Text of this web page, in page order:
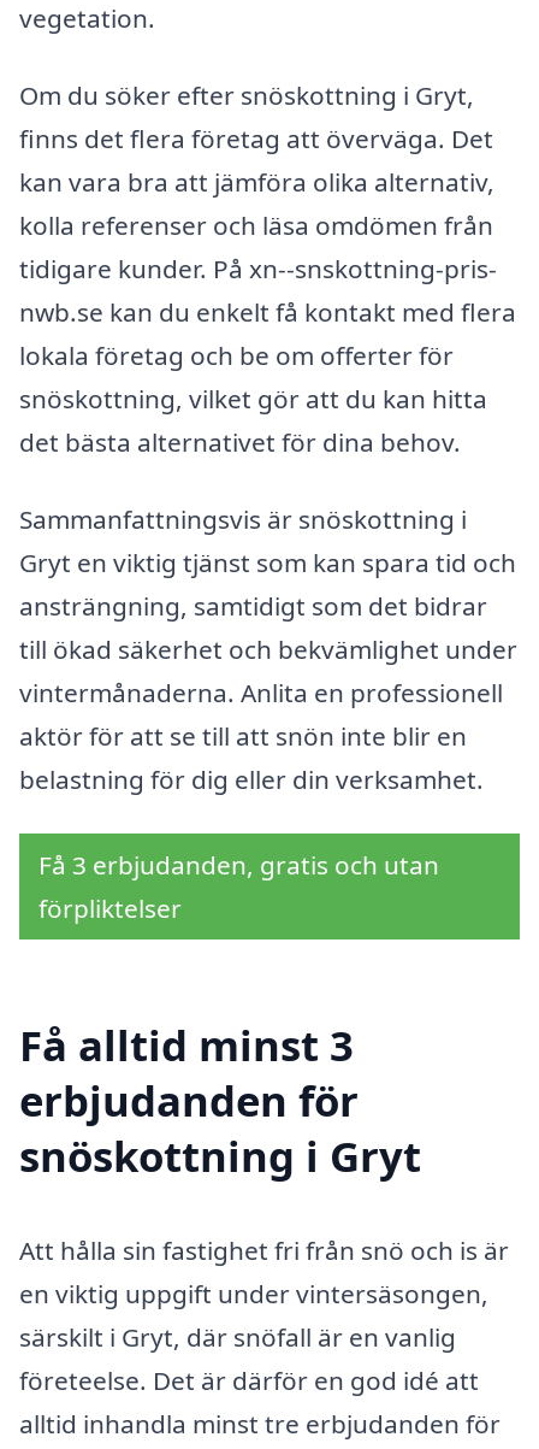
vegetation.
Om du söker efter snöskottning i Gryt,
finns det flera företag att överväga. Det
kan vara bra att jämföra olika alternativ,
kolla referenser och läsa omdömen från
tidigare kunder. På xn--snskottning-pris-
nwb.se kan du enkelt få kontakt med flera
lokala företag och be om offerter för
snöskottning, vilket gör att du kan hitta
det bästa alternativet för dina behov.
Sammanfattningsvis är snöskottning i
Gryt en viktig tjänst som kan spara tid och
ansträngning, samtidigt som det bidrar
till ökad säkerhet och bekvämlighet under
vintermånaderna. Anlita en professionell
aktör för att se till att snön inte blir en
belastning för dig eller din verksamhet.
Få 3 erbjudanden, gratis och utan
förpliktelser
Få alltid minst 3
erbjudanden för
snöskottning i Gryt
Att hålla sin fastighet fri från snö och is är
en viktig uppgift under vintersäsongen,
särskilt i Gryt, där snöfall är en vanlig
företeelse. Det är därför en god idé att
alltid inhandla minst tre erbjudanden för